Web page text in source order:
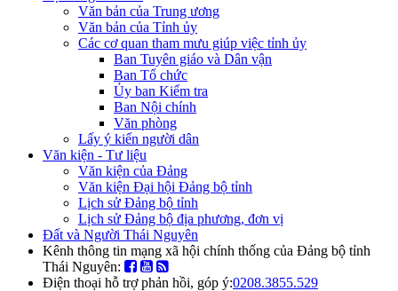
Văn bản của Trung ương
Văn bản của Tỉnh ủy
Các cơ quan tham mưu giúp việc tỉnh ủy
Ban Tuyên giáo và Dân vận
Ban Tổ chức
Ủy ban Kiểm tra
Ban Nội chính
Văn phòng
Lấy ý kiến người dân
Văn kiện - Tư liệu
Văn kiện của Đảng
Văn kiện Đại hội Đảng bộ tỉnh
Lịch sử Đảng bộ tỉnh
Lịch sử Đảng bộ địa phương, đơn vị
Đất và Người Thái Nguyên
Kênh thông tin mạng xã hội chính thống của Đảng bộ tỉnh
Thái Nguyên:
Điện thoại hỗ trợ phản hồi, góp ý:0208.3855.529